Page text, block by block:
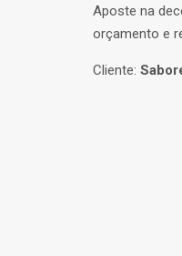
Aposte na
orçamento e
Cliente: